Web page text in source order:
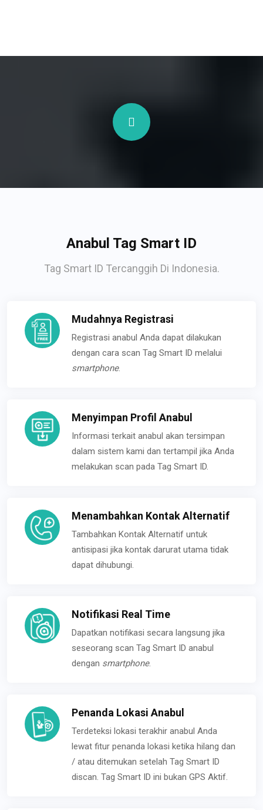
Anabul Tag Smart ID
Tag Smart ID Tercanggih Di Indonesia.
Mudahnya Registrasi
Registrasi anabul Anda dapat dilakukan
dengan cara scan Tag Smart ID melalui
smartphone.
Menyimpan Profil Anabul
Informasi terkait anabul akan tersimpan
dalam sistem kami dan tertampil jika Anda
melakukan scan pada Tag Smart ID.
Menambahkan Kontak Alternatif
Tambahkan Kontak Alternatif untuk
antisipasi jika kontak darurat utama tidak
dapat dihubungi.
Notifikasi Real Time
Dapatkan notifikasi secara langsung jika
seseorang scan Tag Smart ID anabul
dengan smartphone.
Penanda Lokasi Anabul
Terdeteksi lokasi terakhir anabul Anda
lewat fitur penanda lokasi ketika hilang dan
/ atau ditemukan setelah Tag Smart ID
discan. Tag Smart ID ini bukan GPS Aktif.